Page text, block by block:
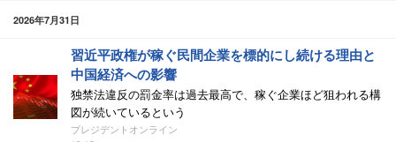
2026年7月31日
習近平政権が稼ぐ民間企業を標的にし続ける理由と
中国経済への影響
独禁法違反の罰金率は過去最高で、稼ぐ企業ほど狙われる構
図が続いているという
プレジデントオンライン